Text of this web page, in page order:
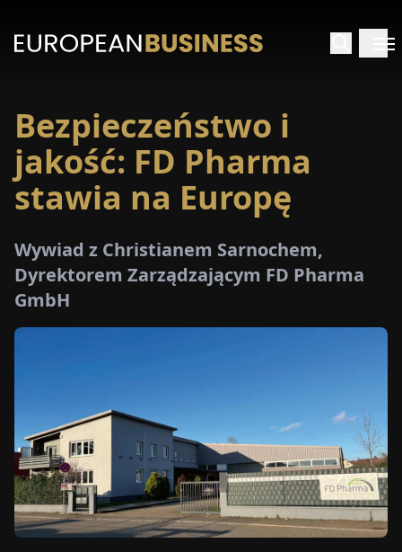
O
NAS
Bezpieczeństwo i
jakość: FD Pharma
stawia na Europę
Wywiad z Christianem Sarnochem,
Dyrektorem Zarządzającym FD Pharma
GmbH